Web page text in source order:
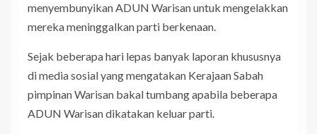
menyembunyikan ADUN Warisan untuk mengelakkan
mereka meninggalkan parti berkenaan.
Sejak beberapa hari lepas banyak laporan khususnya
di media sosial yang mengatakan Kerajaan Sabah
pimpinan Warisan bakal tumbang apabila beberapa
ADUN Warisan dikatakan keluar parti.